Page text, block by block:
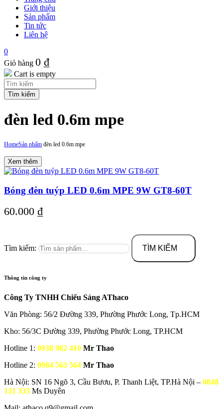
Giới thiệu
Sản phẩm
Tin tức
Liên hệ
0
Giỏ hàng 0 ₫
Cart is empty
đèn led 0.6m mpe
HomeSản phẩm đèn led 0.6m mpe
Xem thêm
Bóng đèn tuýp LED 0.6m MPE 9W GT8-60T
60.000 ₫
Tìm kiếm: TÌM KIẾM
Thông tin công ty
Công Ty TNHH Chiếu Sáng AThaco
Văn Phòng: 56/2 Đường 339, Phường Phước Long, Tp.HCM
Kho: 56/3C Đường 339, Phường Phước Long, TP.HCM
Hotline 1: 0938 982 410 Mr Thao
Hotline 2: 0984 563 564 Mr Thao
Hà Nội: SN 16 Ngõ 3, Cầu Bươu, P. Thanh Liệt, TP.Hà Nội – 0848
131 333 Ms Duyên